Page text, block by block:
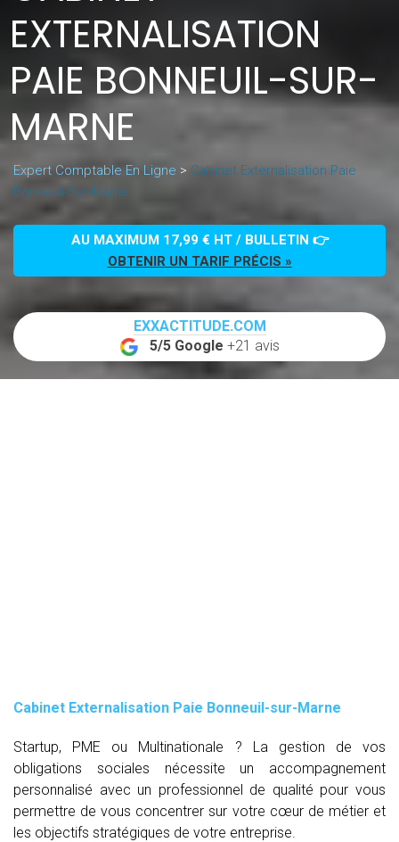
EXTERNALISATION
PAIE BONNEUIL-SUR-
MARNE
Expert Comptable En Ligne > Cabinet Externalisation Paie
Bonneuil-Sur-Marne
AU MAXIMUM 17,99 € HT / BULLETIN 👉
OBTENIR UN TARIF PRÉCIS »
EXXACTITUDE.COM
5/5 Google +21 avis
Cabinet Externalisation Paie Bonneuil-sur-Marne
Startup, PME ou Multinationale ? La gestion de vos
obligations sociales nécessite un accompagnement
personnalisé avec un professionnel de qualité pour vous
permettre de vous concentrer sur votre cœur de métier et
les objectifs stratégiques de votre entreprise.